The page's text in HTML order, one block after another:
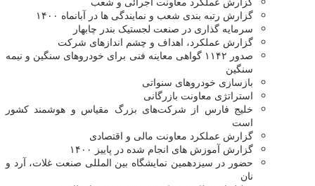
گزارش رتبه بندی شعب و نمایندگی ها در آبانماه ۱۴۰۰
سرمایه گذاری در صنعت لجستیک بندر چابهار
گزارش عملکرد، اهداف و چشم اندازهای شرکت
صدور ۱۱۴۲ گواهی معاینه فنی برای خودروهای سنگین و نیمه
سنگین
بازسازی خودروهای سنواتی
استراتژی معاونت بازرگانی
خلیج فارس از شرکت‌های بزرگ مقیاس و هوشمند کشور
است
گزارش عملکرد معاونت مالی و اقتصادی
گزارش آموزش های انجام شده در پاییز ۱۴۰۰
حضور در سیزدهمین نمایشگاه بین المللی صنعت غلات، آرد و
نان